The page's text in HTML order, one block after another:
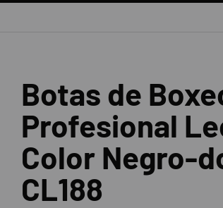
Botas de
Profesional
Color Negro-
CL188